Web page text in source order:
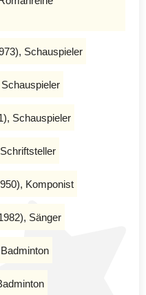
Schauspieler
Schauspieler
Komponist
Sänger